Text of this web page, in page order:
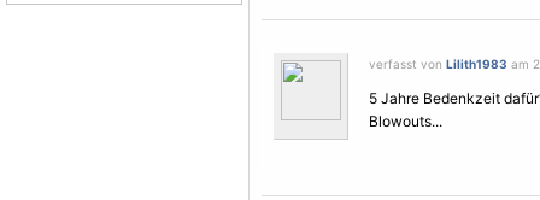
verfasst von Lilith1983 am
5 Jahre Bedenkzeit
Blowouts...